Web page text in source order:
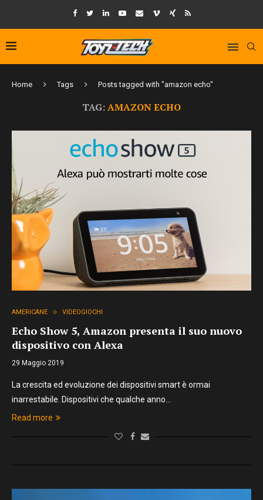
Home Tags Posts tagged with "amazon echo"
TAG:AMAZON ECHO
AMERICANE VIDEOGIOCHI
Echo Show 5, Amazon presenta il suo nuovo
dispositivo con Alexa
29 Maggio 2019
La crescita ed evoluzione dei dispositivi smart è ormai
inarrestabile. Dispositivi che qualche anno…
Read more